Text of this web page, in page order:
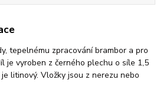
tepelnému zpracování brambor a pro
je vyroben z černého plechu o síle 1,5
litinový. Vložky jsou z nerezu nebo